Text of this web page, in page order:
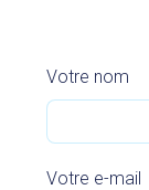
Votre nom
Votre e-mail